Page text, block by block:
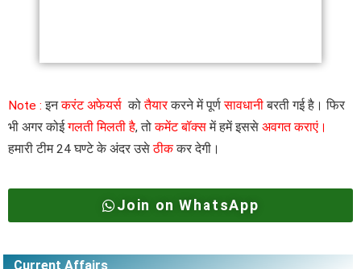
Note : इनकरंट अफेयर्स कोतैयारकरने में पूर्णसावधानीबरती गई है। फिर
भी अगर कोईगलती मिलती है, तोकमेंट बॉक्समें हमें इससे अवगत कराएं।
हमारी टीम 24 घण्टे के अंदर उसेठीककर देगी।
Join on WhatsApp
Current Affairs